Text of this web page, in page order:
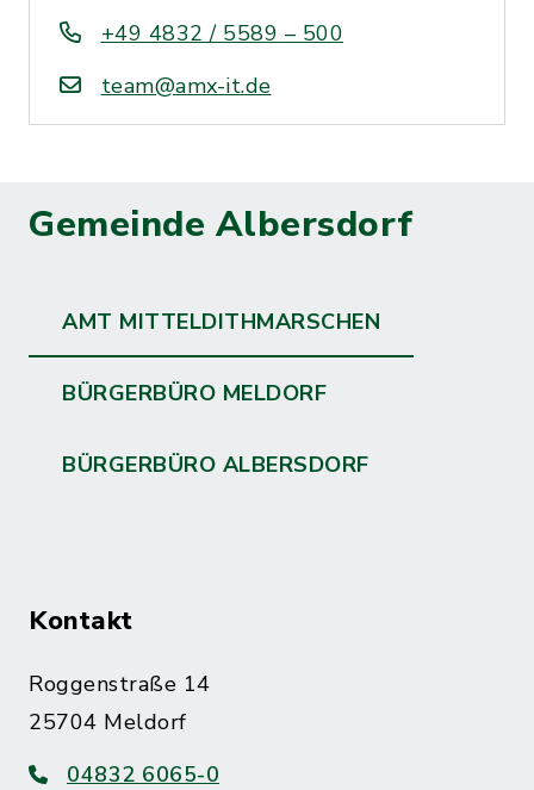
+49 4832 / 5589 – 500
team@amx-it.de
Gemeinde Albersdorf
AMT MITTELDITHMARSCHEN
BÜRGERBÜRO MELDORF
BÜRGERBÜRO ALBERSDORF
Kontakt
Roggenstraße 14
25704 Meldorf
04832 6065-0